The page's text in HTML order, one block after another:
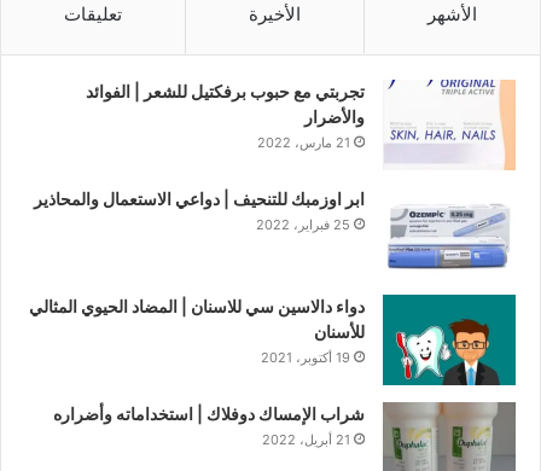
الأشهر الأخيرة تعليقات
تجربتي مع حبوب برفكتيل للشعر | الفوائد
والأضرار
21 مارس، 2022
ابر اوزمبك للتنحيف | دواعي الاستعمال والمحاذير
25 فبراير، 2022
دواء دالاسين سي للاسنان | المضاد الحيوي المثالي
للأسنان
19 أكتوبر، 2021
شراب الإمساك دوفلاك | استخداماته وأضراره
21 أبريل، 2022